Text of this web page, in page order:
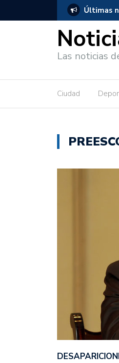
Últimas
salió de los separos sin lesiones
Las noticias
Ciudad